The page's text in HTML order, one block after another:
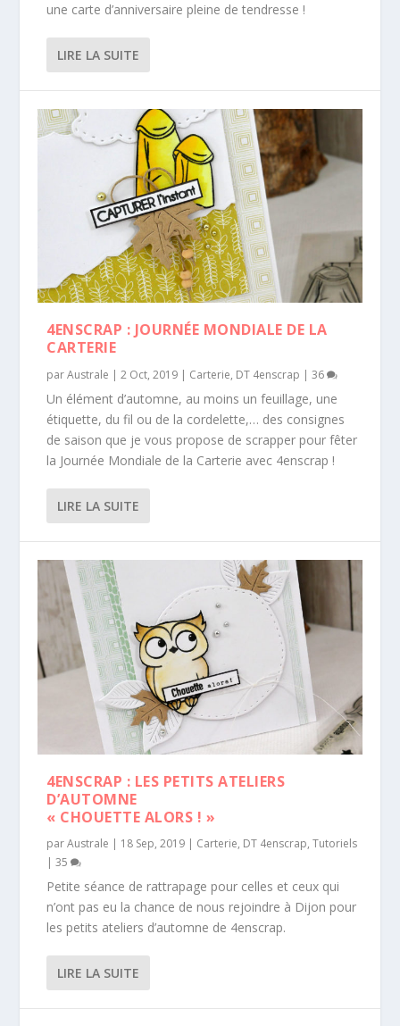
une carte d’anniversaire pleine de tendresse !
LIRE LA SUITE
4ENSCRAP : JOURNÉE MONDIALE DE LA
CARTERIE
parAustrale |2 Oct, 2019 | Carterie, DT 4enscrap |36
Un élément d’automne, au moins un feuillage, une
étiquette, du fil ou de la cordelette,… des consignes
de saison que je vous propose de scrapper pour fêter
la Journée Mondiale de la Carterie avec 4enscrap !
LIRE LA SUITE
4ENSCRAP : LES PETITS ATELIERS
D’AUTOMNE
« CHOUETTE ALORS ! »
parAustrale | 18 Sep, 2019 | Carterie, DT 4enscrap,Tutoriels
|35
Petite séance de rattrapage pour celles et ceux qui
n’ont pas eu la chance de nous rejoindre à Dijon pour
les petits ateliers d’automne de 4enscrap.
LIRE LA SUITE